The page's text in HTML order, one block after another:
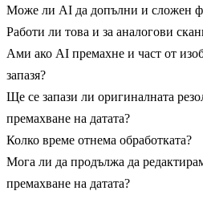
Може ли AI да допълни и сложен
Работи ли това и за аналогови
Ами ако AI премахне и част от
запазя?
Ще се запази ли оригиналната
премахване на датата?
Колко време отнема обработката?
Мога ли да продължа да
премахване на датата?